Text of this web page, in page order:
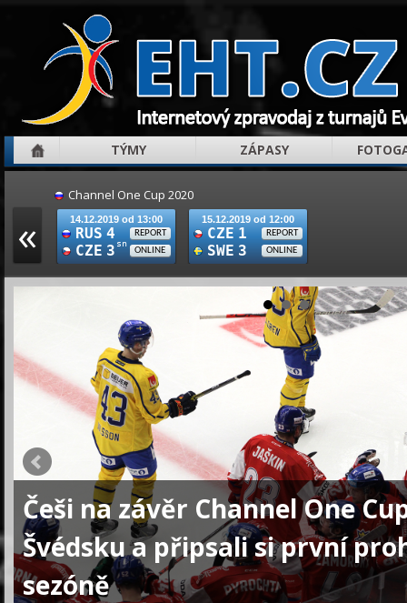
TÝMY ZÁPASY
«
Channel One Cup 2020
14.12.2019 od 13:00
RUS 4 REPORT
CZE 3 sn
ONLINE
15.12.2019 od 12:00
CZE 1 REPORT
SWE 3 ONLINE
Češi na závěr Channel One
Švédsku a připsali si první
sezóně